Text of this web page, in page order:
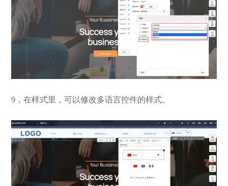
9，在样式里，可以修改多语言控件的样式。